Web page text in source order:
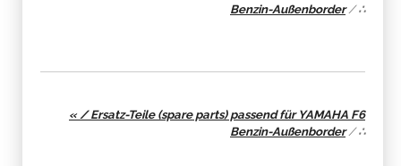
Benzin-Außenborder/∴
« / Ersatz-Teile (spare parts) passend für YAMAHA F6
Benzin-Außenborder/∴